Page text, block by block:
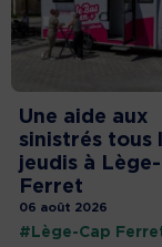
Une aide aux
sinistrés tous
jeudis à
Ferret
06 août 2026
#Lège-Cap